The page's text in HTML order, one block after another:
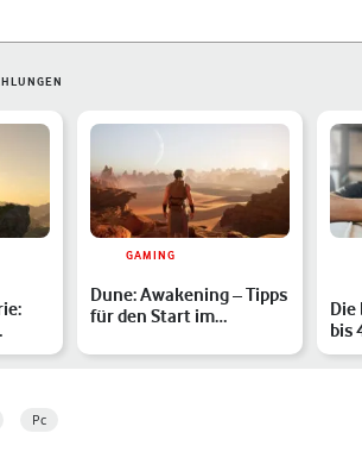
GAMING
Dune: Awakening – Tipps
für den Start im
Die
bis
Pc